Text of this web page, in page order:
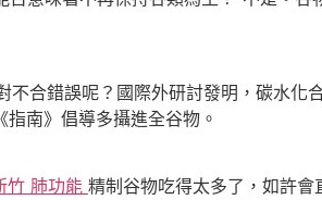
不合錯誤呢？國際外研討發明，碳水化
指南》倡導多攝進全谷物。
竹 肺功能 精制谷物吃得太多了，如許會